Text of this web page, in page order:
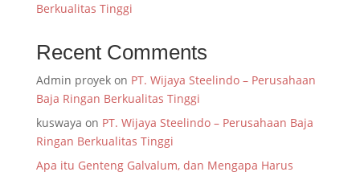
Berkualitas Tinggi
Recent Comments
Admin proyekon PT. Wijaya Steelindo – Perusahaan
Baja Ringan Berkualitas Tinggi
kuswaya on PT. Wijaya Steelindo – Perusahaan Baja
Ringan Berkualitas Tinggi
Apa itu Genteng Galvalum, dan Mengapa Harus